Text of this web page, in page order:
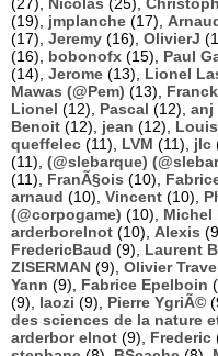
(19), jmplanche (17),
(17), Jeremy (16), OlivierJ
(16), bobonofx (15), Paul
(14), Jerome (13), Lionel
Mawas (@Pem) (13),
Lionel (12), Pascal (12), anj
Benoit (12), jean (12),
queffelec (11), LVM (11), jlc
(11), (@slebarque)
(11), FranÃ§ois (10),
arnaud (10), Vincent (10),
(@corpogame) (10), Michel
arderborelnot (10), Alexis
FredericBaud (9), Laurent
ZISERMAN (9), Olivier
Yann (9), Fabrice Epelboin
(9), laozi (9), Pierre YgriÃ©
des sciences de la nature
arderbor elnot (9), Frederic